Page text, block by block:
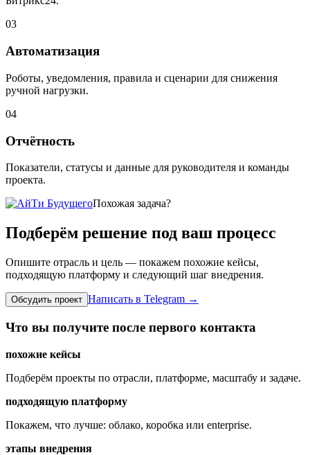
03
Автоматизация
Роботы, уведомления, правила и сценарии для снижения
ручной нагрузки.
04
Отчётность
Показатели, статусы и данные для руководителя и команды
проекта.
Похожая задача?
Подберём решение под ваш процесс
Опишите отрасль и цель — покажем похожие кейсы,
подходящую платформу и следующий шаг внедрения.
Обсудить проект Написать в Telegram →
Что вы получите после первого контакта
похожие кейсы
Подберём проекты по отрасли, платформе, масштабу и задаче.
подходящую платформу
Покажем, что лучше: облако, коробка или enterprise.
этапы внедрения